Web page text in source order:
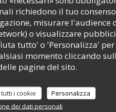
richiedono il tuo
misurare l'audience
o visualizzare
tutto' o 'Personalizza'
momento cliccando
pagine del sito.
i cookie
Personalizza
dei dati personali
: 4/5 Cucina:4/5 Qualità / Prezzo: 4
: 5/5 Cucina:5/5